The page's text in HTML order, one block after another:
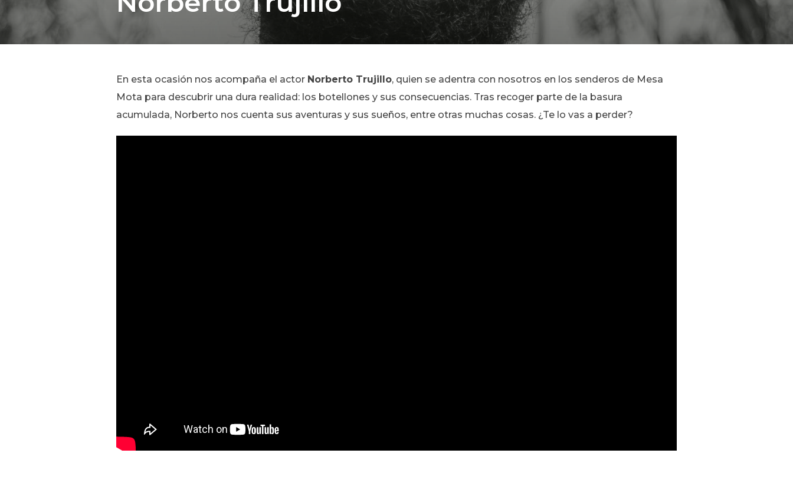
En esta ocasión nos acompaña el actor Norberto Trujillo, quien se adentra con nosotros en los senderos de Mesa
Mota para descubrir una dura realidad: los botellones y sus consecuencias. Tras recoger parte de la basura
acumulada, Norberto nos cuenta sus aventuras y sus sueños, entre otras muchas cosas. ¿Te lo vas a perder?